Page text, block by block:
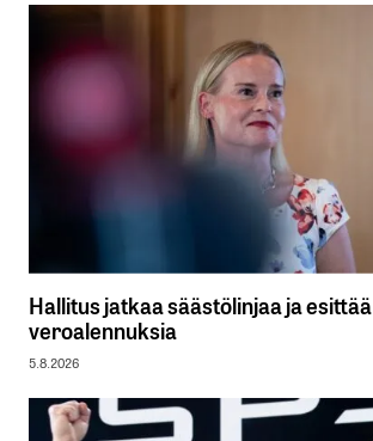
Hallitus jatkaa säästölinjaa ja esittää
veroalennuksia
5.8.2026